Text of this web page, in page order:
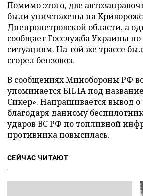
Помимо этого, две
были уничтожены на
Днепропетровской области, а
сообщает Госслужба Украины
ситуациям. На той же трассе
сгорел бензовоз.
В сообщениях Минобороны РФ
упоминается БПЛА под
Сикер». Напрашивается вывод
благодаря данному
ударов ВС РФ по топливной
противника повысилась.
СЕЙЧАС ЧИТАЮТ